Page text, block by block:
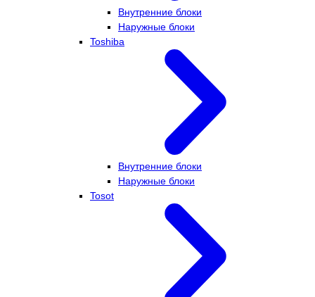
Внутренние блоки
Наружные блоки
Toshiba
Внутренние блоки
Наружные блоки
Tosot